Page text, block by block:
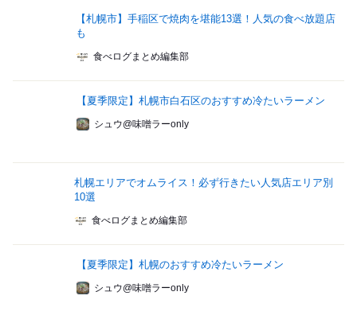
【札幌市】手稲区で焼肉を堪能13選！人気の食べ放題店
も
食べログまとめ編集部
【夏季限定】札幌市白石区のおすすめ冷たいラーメン
シュウ@味噌ラーonly
札幌エリアでオムライス！必ず行きたい人気店エリア別
10選
食べログまとめ編集部
【夏季限定】札幌のおすすめ冷たいラーメン
シュウ@味噌ラーonly